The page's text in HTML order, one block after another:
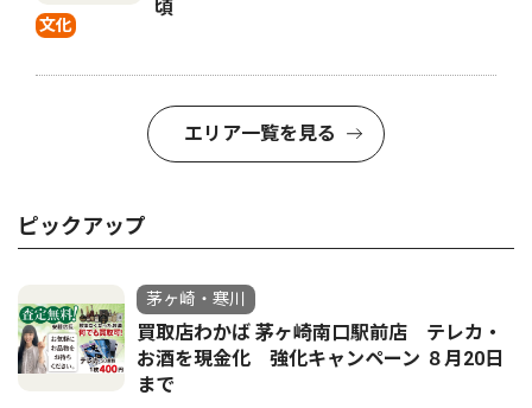
文化
頃
エリア一覧を見る
ピックアップ
茅ヶ崎・寒川
買取店わかば 茅ヶ崎南口駅前店 テレカ・
お酒を現金化 強化キャンペーン ８月20日
まで